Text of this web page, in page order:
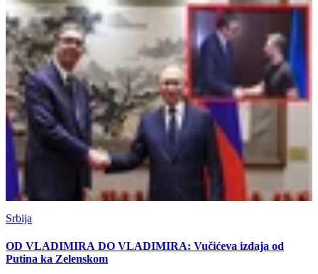
Srbija
OD VLADIMIRA DO VLADIMIRA: Vučićeva izdaja od
Putina ka Zelenskom